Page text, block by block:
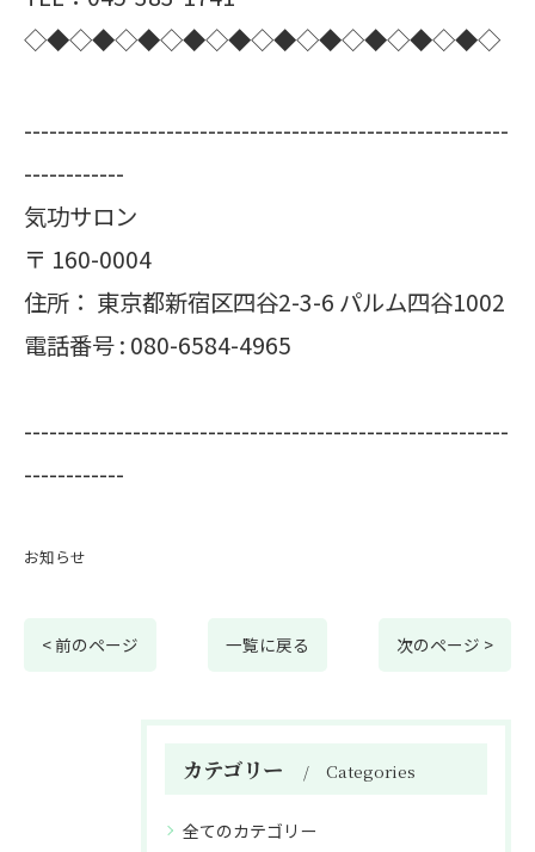
◇◆◇◆◇◆◇◆◇◆◇◆◇◆◇◆◇◆◇◆◇
----------------------------------------------------------
------------
気功サロン
〒 160-0004
住所： 東京都新宿区四谷2-3-6 パルム四谷1002
電話番号 : 080-6584-4965
----------------------------------------------------------
------------
お知らせ
< 前のページ 一覧に戻る 次のページ >
カテゴリー Categories
全てのカテゴリー